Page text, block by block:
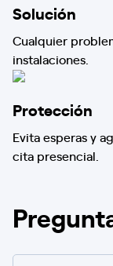
Solución
Cualquier
instalaciones.
Protección
Evita esperas y
cita presencial.